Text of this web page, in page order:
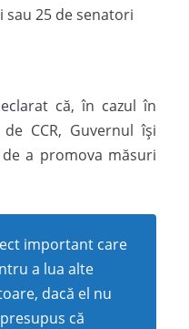
25 de senatori
că, în cazul în
CCR, Guvernul își
a promova măsuri
important care
a lua alte
dacă el nu
că